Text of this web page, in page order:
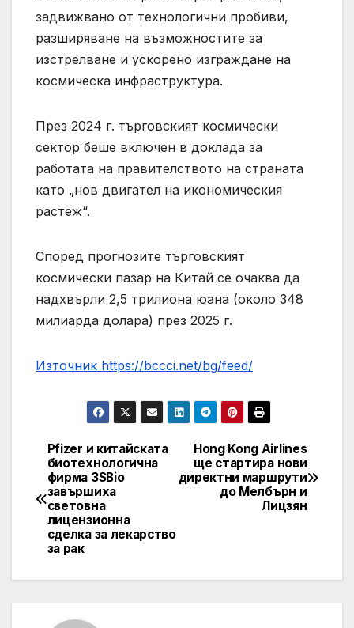
задвижвано от технологични пробиви,
разширяване на възможностите за
изстрелване и ускорено изграждане на
космическа инфраструктура.
През 2024 г. търговският космически
сектор беше включен в доклада за
работата на правителството на страната
като „нов двигател на икономическия
растеж“.
Според прогнозите търговският
космически пазар на Китай се очаква да
надхвърли 2,5 трилиона юана (около 348
милиарда долара) през 2025 г.
Източник https://bccci.net/bg/feed/
Post
navigation
Hong Kong Airlines
ще стартира нови
директни маршрути
до Мелбърн и
Лицзян
Pfizer и китайската
биотехнологична
фирма 3SBio
завършиха
световна
лицензионна
сделка за лекарство
за рак